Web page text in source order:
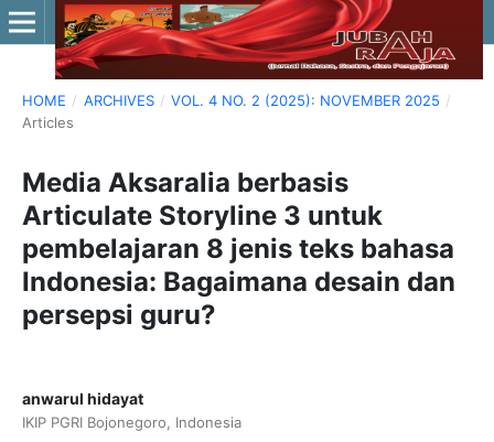
HOME / ARCHIVES / VOL. 4 NO. 2 (2025): NOVEMBER 2025 /
Articles
Media Aksaralia berbasis
Articulate Storyline 3 untuk
pembelajaran 8 jenis teks bahasa
Indonesia: Bagaimana desain dan
persepsi guru?
anwarul hidayat
IKIP PGRI Bojonegoro, Indonesia